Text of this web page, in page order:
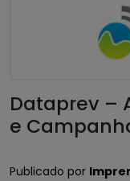
Dataprev –
e
Publicado por